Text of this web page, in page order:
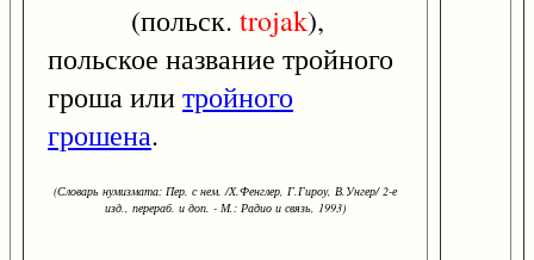
(польск. trojak),
польское название тройного
гроша илитройного
грошена.
(Словарь нумизмата: Пер. с нем. /Х.Фенглер, Г.Гироу, В.Унгер/ 2-е
изд., перераб. и доп. - М.: Радио и связь, 1993)